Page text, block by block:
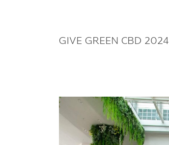
GIVE GREEN CBD 2024
“ของ
ขวัญ